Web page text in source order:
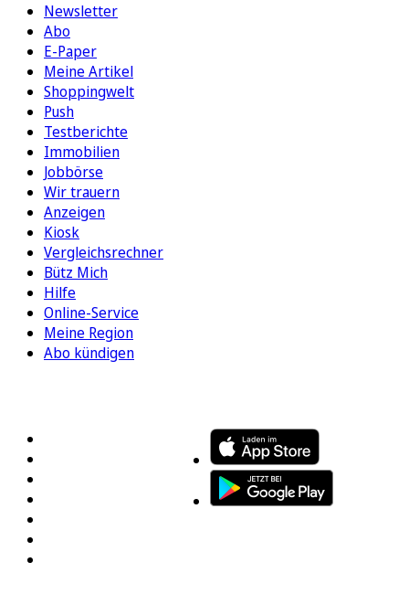
Newsletter
Abo
E-Paper
Meine Artikel
Shoppingwelt
Push
Testberichte
Immobilien
Jobbörse
Wir trauern
Anzeigen
Kiosk
Vergleichsrechner
Bütz Mich
Hilfe
Online-Service
Meine Region
Abo kündigen